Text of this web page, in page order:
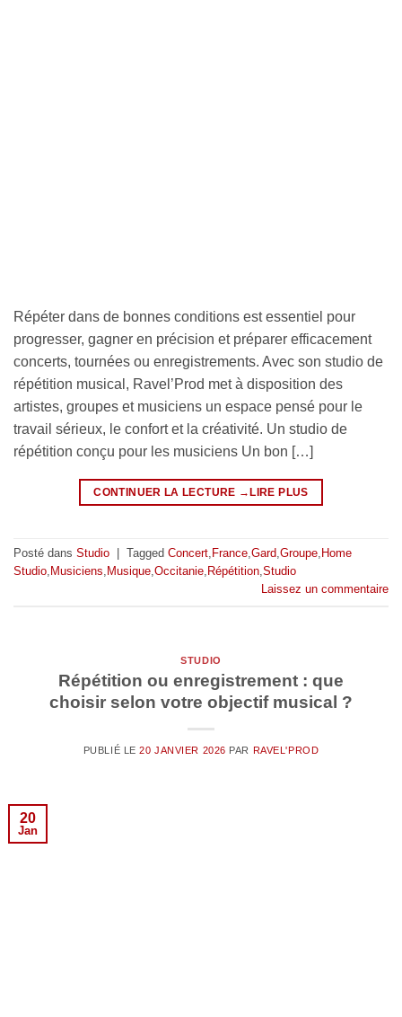
Répéter dans de bonnes conditions est essentiel pour
progresser, gagner en précision et préparer efficacement
concerts, tournées ou enregistrements. Avec son studio de
répétition musical, Ravel’Prod met à disposition des
artistes, groupes et musiciens un espace pensé pour le
travail sérieux, le confort et la créativité. Un studio de
répétition conçu pour les musiciens Un bon […]
CONTINUER LA LECTURE →
Posté dans Studio Tagged Concert France Gard Groupe Home
Studio Musiciens Musique Occitanie Répétition Studio
Laissez un commentaire
STUDIO
Répétition ou enregistrement : que
choisir selon votre objectif musical ?
PUBLIÉ LE20 JANVIER 2026 PAR RAVEL'PROD
20
Jan